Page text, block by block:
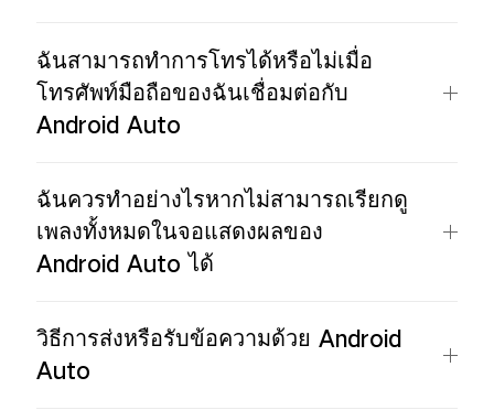
ฉันสามารถทำการโทรได้หรือไม่เมื่อ
โทรศัพท์มือถือของฉันเชื่อมต่อกับ
Android Auto
ฉันควรทำอย่างไรหากไม่สามารถเรียกดู
เพลงทั้งหมดในจอแสดงผลของ
Android Auto ได้
วิธีการส่งหรือรับข้อความด้วย Android
Auto